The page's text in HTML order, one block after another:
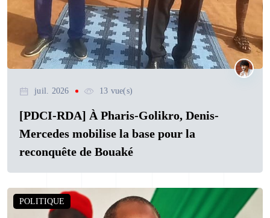
juil. 2026 13 vue(s)
[PDCI-RDA] À Pharis-Golikro, Denis-
Mercedes mobilise la base pour la
reconquête de Bouaké
POLITIQUE